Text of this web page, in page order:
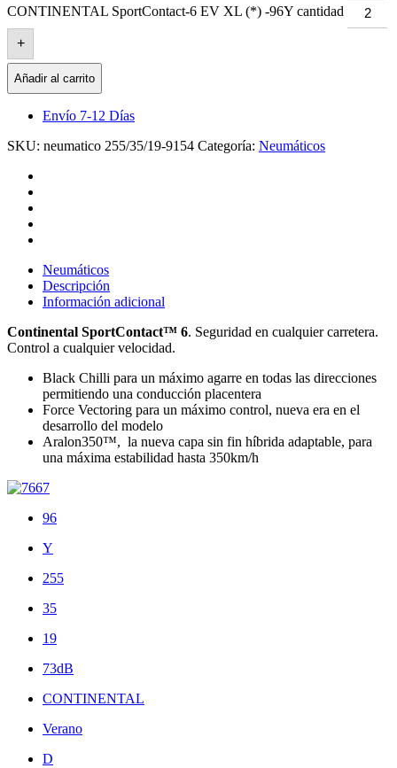
CONTINENTAL SportContact-6 EV XL (*) -96Y cantidad
+
Añadir al carrito
Envío 7-12 Días
SKU: neumatico 255/35/19-9154 Categoría: Neumáticos
Neumáticos
Descripción
Información adicional
Continental SportContact™ 6. Seguridad en cualquier carretera.
Control a cualquier velocidad.
Black Chilli para un máximo agarre en todas las direcciones
permitiendo una conducción placentera
Force Vectoring para un máximo control, nueva era en el
desarrollo del modelo
Aralon350™, la nueva capa sin fin híbrida adaptable, para
una máxima estabilidad hasta 350km/h
96
Y
255
35
19
73dB
CONTINENTAL
Verano
D